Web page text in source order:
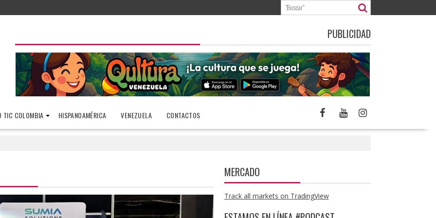
PUBLICIDAD
TIC COLOMBIA HISPANOAMÉRICA VENEZUELA CONTACTOS
MERCADO
Track all markets on TradingView